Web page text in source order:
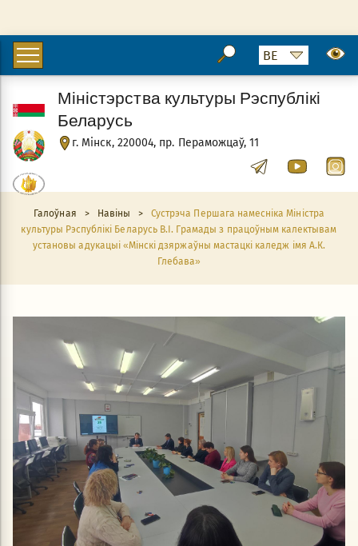
г. Мінск, 220004, пр. Пераможцаў, 11
Міністэрства культуры Рэспублікі
Беларусь
Галоўная > Навіны >
Сустрэча Першага намесніка Міністра
культуры Рэспублікі Беларусь В.I. Грамады з працоўным калектывам
установы адукацыі «Мінскі дзяржаўны мастацкі каледж імя А.К.
Глебава»